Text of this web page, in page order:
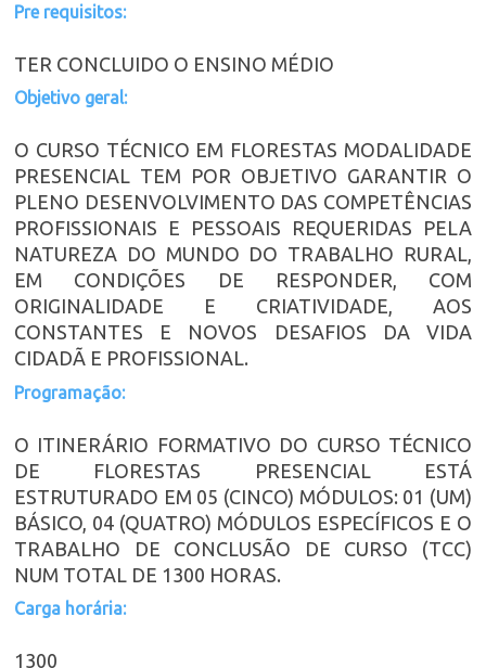
Pre requisitos:
TER CONCLUIDO O ENSINO MÉDIO
Objetivo geral:
O CURSO TÉCNICO EM FLORESTAS MODALIDADE
PRESENCIAL TEM POR OBJETIVO GARANTIR O
PLENO DESENVOLVIMENTO DAS COMPETÊNCIAS
PROFISSIONAIS E PESSOAIS REQUERIDAS PELA
NATUREZA DO MUNDO DO TRABALHO RURAL,
EM CONDIÇÕES DE RESPONDER, COM
ORIGINALIDADE E CRIATIVIDADE, AOS
CONSTANTES E NOVOS DESAFIOS DA VIDA
CIDADÃ E PROFISSIONAL.
Programação:
O ITINERÁRIO FORMATIVO DO CURSO TÉCNICO
DE FLORESTAS PRESENCIAL ESTÁ
ESTRUTURADO EM 05 (CINCO) MÓDULOS: 01 (UM)
BÁSICO, 04 (QUATRO) MÓDULOS ESPECÍFICOS E O
TRABALHO DE CONCLUSÃO DE CURSO (TCC)
NUM TOTAL DE 1300 HORAS.
Carga horária:
1300